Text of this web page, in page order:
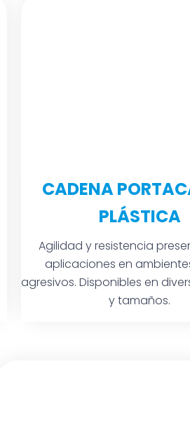
CADENA
PLÁSTICA
Agilidad y resistencia
aplicaciones en
agresivos. Disponibles en
y tamaños.